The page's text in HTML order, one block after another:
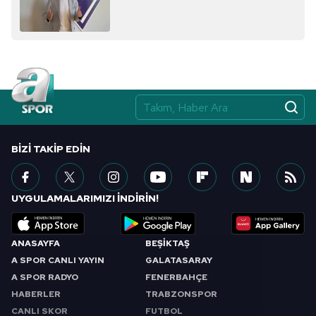
sınırlı olarak açık rızanız dahilinde kullanılacaktır.
için Ayarlar butonuna tıklayabilir,
Metnimiziziyaret edebilirsiniz.
6698 sayılı Kişisel Verilerin Korunması Kanunu uyarınca
hazırlanmış Aydınlatma Metnimizi okumak ve sitemizde
almak için lütfen
tıklayınız .
ANASAYFA
A SPOR CANLI YAYIN
A SPOR RADYO
HABERLER
CANLI SKOR
BEŞİKTAŞ
GALATASARAY
FENERBAHÇE
TRABZONSPOR
FUTBOL
BIZI TAKIP EDIN
UYGULAMALARIMIZI İNDİRİN!